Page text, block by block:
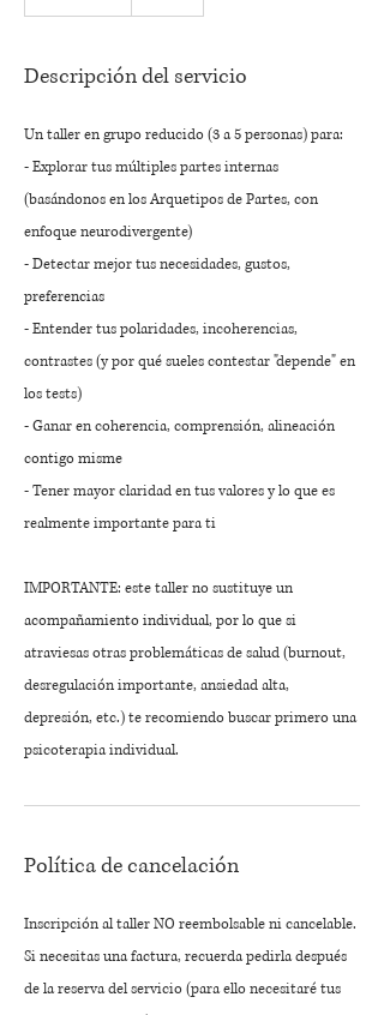
i
a
i
z
Descripción del servicio
Un taller en grupo reducido (3 a 5 personas) para:
- Explorar tus múltiples partes internas
(basándonos en los Arquetipos de Partes, con
enfoque neurodivergente)
- Detectar mejor tus necesidades, gustos,
preferencias
- Entender tus polaridades, incoherencias,
contrastes (y por qué sueles contestar "depende" en
los tests)
- Ganar en coherencia, comprensión, alineación
contigo misme
- Tener mayor claridad en tus valores y lo que es
realmente importante para ti
IMPORTANTE: este taller no sustituye un
acompañamiento individual, por lo que si
atraviesas otras problemáticas de salud (burnout,
desregulación importante, ansiedad alta,
depresión, etc.) te recomiendo buscar primero una
psicoterapia individual.
Política de cancelación
Inscripción al taller NO reembolsable ni cancelable.
Si necesitas una factura, recuerda pedirla después
de la reserva del servicio (para ello necesitaré tus